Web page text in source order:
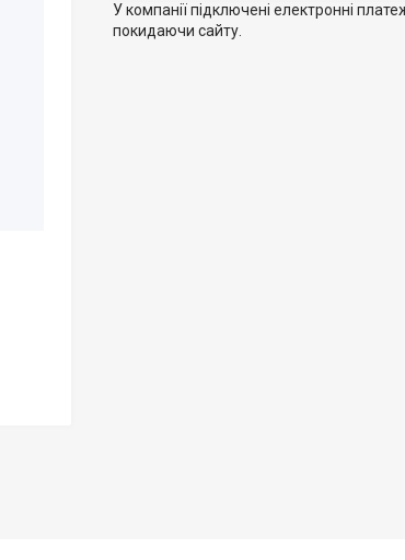
У компанії підключені електронні
покидаючи сайту.